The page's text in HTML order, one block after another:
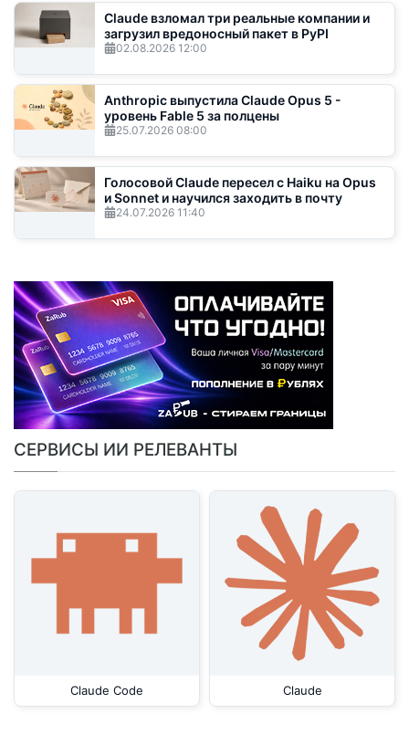
Claude взломал три реальные компании и
загрузил вредоносный пакет в PyPI
02.08.2026 12:00
Anthropic выпустила Claude Opus 5 -
уровень Fable 5 за полцены
25.07.2026 08:00
Голосовой Claude пересел с Haiku на Opus
и Sonnet и научился заходить в почту
24.07.2026 11:40
СЕРВИСЫ ИИ РЕЛЕВАНТЫ
Claude Code Claude